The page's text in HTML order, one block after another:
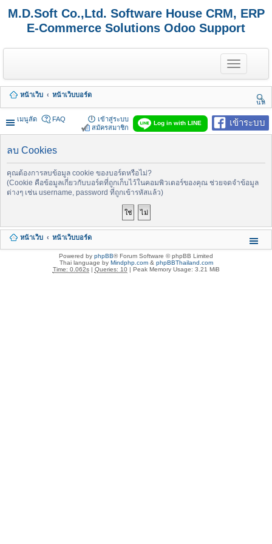
M.D.Soft Co.,Ltd. Software House CRM, ERP
E-Commerce Solutions Odoo Support
T
o
g
e
n
a
v
a
i
หน้าเว็บ
หน้าเว็บบอร์ด
นห
า
เมนูลัด
เข้าระบบ
Log in with LINE
FAQ
เข้าสู่ระบบ
สมัครสมาชิก
ลบ Cookies
คุณต้องการลบข้อมูล cookie ของบอร์ดหรือไม่?
(Cookie คือข้อมูลเกี่ยวกับบอร์ดที่ถูกเก็บไว้ในคอมพิวเตอร์ของคุณ ช่วยจดจำข้อมูล
ต่างๆ เช่น username, password ที่ถูกเข้ารหัสแล้ว)
หน้าเว็บ หน้าเว็บบอร์ด
Powered by phpBB® Forum Software © phpBB Limited
Thai language by Mindphp.com& phpBBThailand.com
Time: 0.062s| Queries: 10| Peak Memory Usage: 3.21 MiB